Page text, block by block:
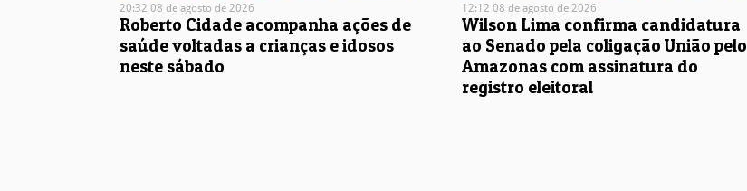
20:32 08 de agosto de 2026
Roberto Cidade acompanha ações de
saúde voltadas a crianças e idosos
neste sábado
12:12 08 de agosto de 2026
Wilson Lima confirma candidatura
ao Senado pela coligação União pelo
Amazonas com assinatura do
registro eleitoral